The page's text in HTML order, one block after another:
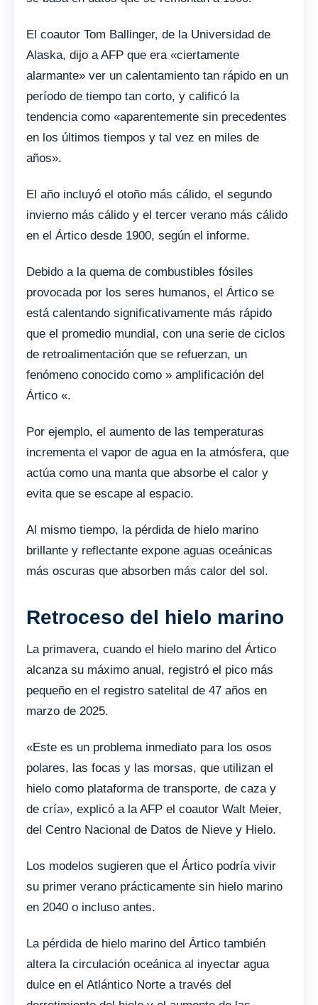
El coautor Tom Ballinger, de la Universidad de
Alaska, dijo a AFP que era «ciertamente
alarmante» ver un calentamiento tan rápido en un
período de tiempo tan corto, y calificó la
tendencia como «aparentemente sin precedentes
en los últimos tiempos y tal vez en miles de
años».
El año incluyó el otoño más cálido, el segundo
invierno más cálido y el tercer verano más cálido
en el Ártico desde 1900, según el informe.
Debido a la quema de combustibles fósiles
provocada por los seres humanos, el Ártico se
está calentando significativamente más rápido
que el promedio mundial, con una serie de ciclos
de retroalimentación que se refuerzan, un
fenómeno conocido como » amplificación del
Ártico «.
Por ejemplo, el aumento de las temperaturas
incrementa el vapor de agua en la atmósfera, que
actúa como una manta que absorbe el calor y
evita que se escape al espacio.
Al mismo tiempo, la pérdida de hielo marino
brillante y reflectante expone aguas oceánicas
más oscuras que absorben más calor del sol.
Retroceso del hielo marino
La primavera, cuando el hielo marino del Ártico
alcanza su máximo anual, registró el pico más
pequeño en el registro satelital de 47 años en
marzo de 2025.
«Este es un problema inmediato para los osos
polares, las focas y las morsas, que utilizan el
hielo como plataforma de transporte, de caza y
de cría», explicó a la AFP el coautor Walt Meier,
del Centro Nacional de Datos de Nieve y Hielo.
Los modelos sugieren que el Ártico podría vivir
su primer verano prácticamente sin hielo marino
en 2040 o incluso antes.
La pérdida de hielo marino del Ártico también
altera la circulación oceánica al inyectar agua
dulce en el Atlántico Norte a través del